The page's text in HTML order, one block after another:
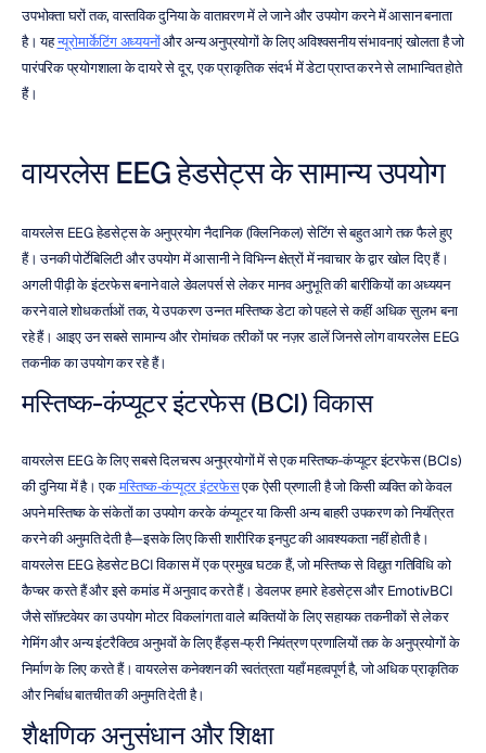
उपभोक्ता घरों तक, वास्तविक दुनिया के वातावरण में ले जाने और उपयोग करने में आसान बनाता
है। यह न्यूरोमार्केटिंग अध्ययनों और अन्य अनुप्रयोगों के लिए अविश्वसनीय संभावनाएं खोलता है जो
पारंपरिक प्रयोगशाला के दायरे से दूर, एक प्राकृतिक संदर्भ में डेटा प्राप्त करने से लाभान्वित होते
हैं।
वायरलेस EEG हेडसेट्स के सामान्य उपयोग
वायरलेस EEG हेडसेट्स के अनुप्रयोग नैदानिक (क्लिनिकल) सेटिंग से बहुत आगे तक फैले हुए
हैं। उनकी पोर्टेबिलिटी और उपयोग में आसानी ने विभिन्न क्षेत्रों में नवाचार के द्वार खोल दिए हैं।
अगली पीढ़ी के इंटरफेस बनाने वाले डेवलपर्स से लेकर मानव अनुभूति की बारीकियों का अध्ययन
करने वाले शोधकर्ताओं तक, ये उपकरण उन्नत मस्तिष्क डेटा को पहले से कहीं अधिक सुलभ बना
रहे हैं। आइए उन सबसे सामान्य और रोमांचक तरीकों पर नज़र डालें जिनसे लोग वायरलेस EEG
तकनीक का उपयोग कर रहे हैं।
मस्तिष्क-कंप्यूटर इंटरफेस (BCI) विकास
वायरलेस EEG के लिए सबसे दिलचस्प अनुप्रयोगों में से एक मस्तिष्क-कंप्यूटर इंटरफेस (BCIs)
की दुनिया में है। एक मस्तिष्क-कंप्यूटर इंटरफेस एक ऐसी प्रणाली है जो किसी व्यक्ति को केवल
अपने मस्तिष्क के संकेतों का उपयोग करके कंप्यूटर या किसी अन्य बाहरी उपकरण को नियंत्रित
करने की अनुमति देती है—इसके लिए किसी शारीरिक इनपुट की आवश्यकता नहीं होती है।
वायरलेस EEG हेडसेट BCI विकास में एक प्रमुख घटक हैं, जो मस्तिष्क से विद्युत गतिविधि को
कैप्चर करते हैं और इसे कमांड में अनुवाद करते हैं। डेवलपर हमारे हेडसेट्स और EmotivBCI
जैसे सॉफ़्टवेयर का उपयोग मोटर विकलांगता वाले व्यक्तियों के लिए सहायक तकनीकों से लेकर
गेमिंग और अन्य इंटरैक्टिव अनुभवों के लिए हैंड्स-फ्री नियंत्रण प्रणालियों तक के अनुप्रयोगों के
निर्माण के लिए करते हैं। वायरलेस कनेक्शन की स्वतंत्रता यहाँ महत्वपूर्ण है, जो अधिक प्राकृतिक
और निर्बाध बातचीत की अनुमति देती है।
शैक्षणिक अनुसंधान और शिक्षा